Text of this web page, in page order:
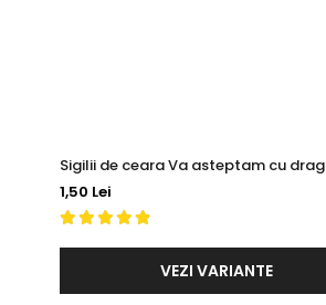
Sigilii de ceara Va asteptam cu drag
1,50 Lei
VEZI VARIANTE